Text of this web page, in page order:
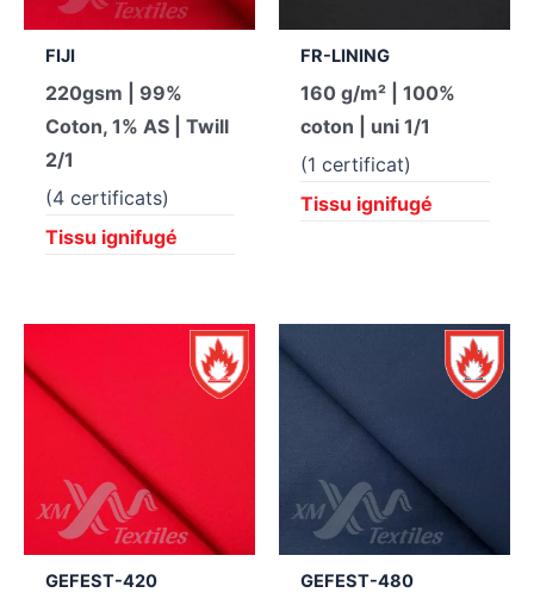
FIJI
220gsm | 99%
Coton, 1% AS | Twill
2/1
(4 certificats)
Tissu ignifugé
FR-LINING
160 g/m² | 100%
coton | uni 1/1
(1 certificat)
Tissu ignifugé
GEFEST-420 GEFEST-480